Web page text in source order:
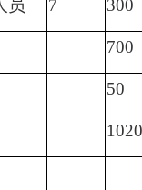
员 7 300
700
50
1020